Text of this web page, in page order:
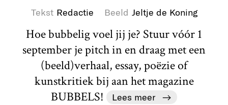
Tekst Redactie Beeld Jeltje de Koning
Hoe bubbelig voel jij je? Stuur vóór 1
september je pitch in en draag met een
(beeld)verhaal, essay, poëzie of
kunstkritiek bij aan het magazine
BUBBELS!
Lees meer